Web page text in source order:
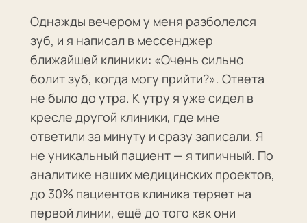
Однажды вечером у меня разболелся
зуб, и я написал в мессенджер
ближайшей клиники: «Очень сильно
болит зуб, когда могу прийти?». Ответа
не было до утра. К утру я уже сидел в
кресле другой клиники, где мне
ответили за минуту и сразу записали. Я
не уникальный пациент — я типичный. По
аналитике наших медицинских проектов,
до 30% пациентов клиника теряет на
первой линии, ещё до того как они